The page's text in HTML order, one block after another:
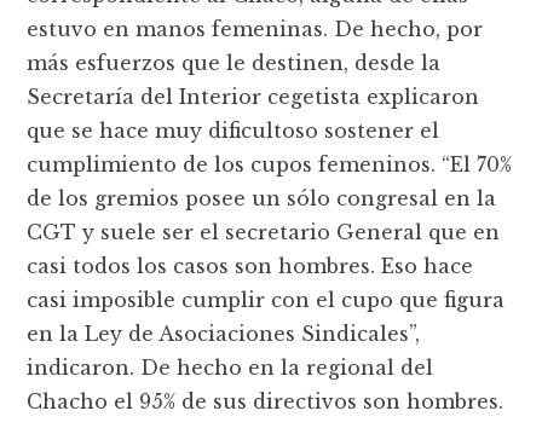
estuvo en manos femeninas. De hecho, por
más esfuerzos que le destinen, desde la
Secretaría del Interior cegetista explicaron
que se hace muy dificultoso sostener el
cumplimiento de los cupos femeninos. “El 70%
de los gremios posee un sólo congresal en la
CGT y suele ser el secretario General que en
casi todos los casos son hombres. Eso hace
casi imposible cumplir con el cupo que figura
en la Ley de Asociaciones Sindicales”,
indicaron. De hecho en la regional del
Chacho el 95% de sus directivos son hombres.